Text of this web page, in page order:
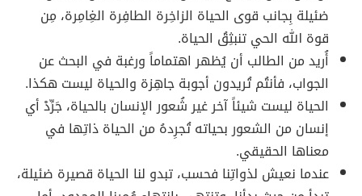
ضئيلة بِجانب قوى الحياة الزاخِرة الطافِرة الغِامِرة، مِن
قوة الله الحي تنبثِقُ الحياة.
أُريد من الطالب أن يُظهر اهتماماً ورغبة في البحث عن
الجواب، فأنتُم تُريدون أجوبة جاهِزة والحياة ليست هكذا.
الحياة ليست شيئاً آخر غير شُعور الإنسان بالحياة، جَرِّدْ أي
إنسان من الشعور بحياته تُجرِدهُ من الحياة ذاتِها في
معناها الحقيقي.
عندما نعيش لذواتِنا فحسب، تبدو لنا الحياة قصيرة ضئيلة،